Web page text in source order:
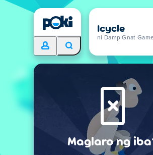
Icycle
ni Damp Gnat
Maglaro ng